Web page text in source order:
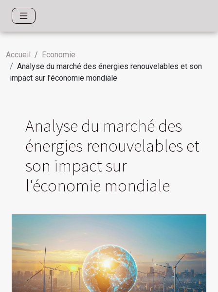
Accueil
Economie
Analyse du marché des énergies renouvelables et son
impact sur l'économie mondiale
Analyse du marché des
énergies renouvelables et
son impact sur
l'économie mondiale